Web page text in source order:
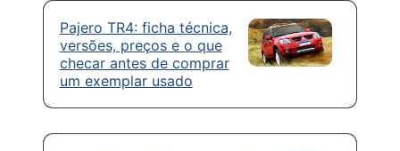
Pajero TR4: ficha técnica,
versões, preços e o que
checar antes de comprar
um exemplar usado